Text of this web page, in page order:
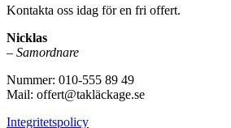
Kontakta oss idag för en fri offert.
Nicklas
– Samordnare
Nummer: 010-555 89 49
Mail: offert@takläckage.se
Integritetspolicy